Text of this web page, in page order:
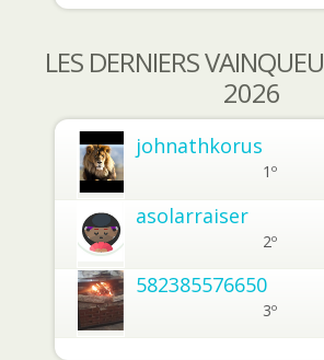
LES DERNIERS
2026
johnathkorus
1º
asolarraiser
2º
582385576650
3º